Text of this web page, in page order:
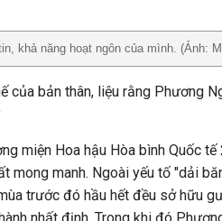
khả năng hoạt ngôn của mình. (Ảnh:
của bản thân, liệu rằng Phương
miện Hoa hậu Hòa bình Quốc
mong manh. Ngoài yếu tố "dải
trước đó hầu hết đều sở hữu